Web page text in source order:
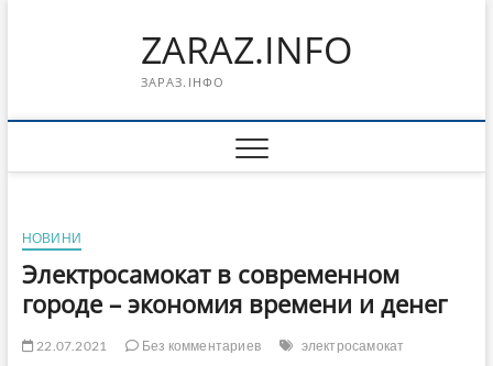
ZARAZ.INFO
ЗАРАЗ.ІНФО
НОВИНИ
Электросамокат в современном
городе – экономия времени и денег
22.07.2021 Без комментариев электросамокат